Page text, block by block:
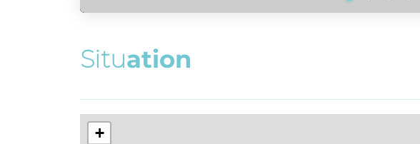
Situation
+